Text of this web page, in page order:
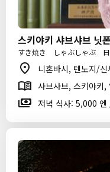
스키야키 샤브샤브 닛
すき焼き しゃぶしゃぶ
니혼바시, 텐노지/
샤브샤브, 스키야키
저녁 식사: 5,000